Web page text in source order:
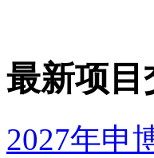
最新项目
2027年申